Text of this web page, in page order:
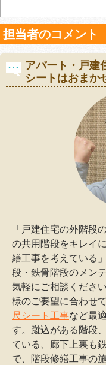
担当者のコメント
アパート・戸建
シートはおまか
「戸建住宅の外階段
の共用階段をキレイ
繕工事を考えている
段・鉄骨階段のメン
気軽にご相談くださ
様のご要望に合わせ
尺シート工事など最
す。蹴込がある階段
ている、廊下上裏も
で、階段修繕工事の